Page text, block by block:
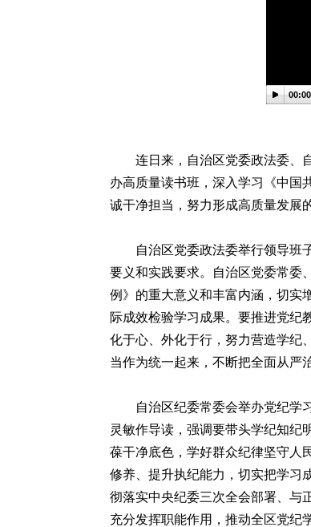
00:00
连日来，自治区党委政法委、自
办高质量读书班，深入学习《中国
诚干净担当，努力形成高质量发展
自治区党委政法委举行领导班子
要义和实践要求。自治区党委常委
例》的重大意义和丰富内涵，切实
际成效检验学习成果。要推进党纪
化于心、外化于行，努力营造学纪
当作为统一起来，不断把全面从严
自治区纪委常委会举办党纪学习
灵敏作导读，强调要带头学纪知纪
葆干净底色，学好群众纪律坚守人
修养、提升执纪能力，切实把学习
彻落实中央纪委三次全会部署、与
充分发挥职能作用，推动全区党纪